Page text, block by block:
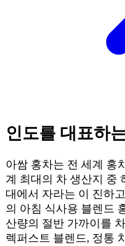
인도를 대표하
아쌈 홍차는 전 세계 홍
계 최대의 차 생산지 중
대에서 자라는 이 진하
의 아침 식사용 블렌드
산량의 절반 가까이를
렉퍼스트 블렌드, 정통